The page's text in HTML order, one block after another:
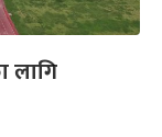
लागि